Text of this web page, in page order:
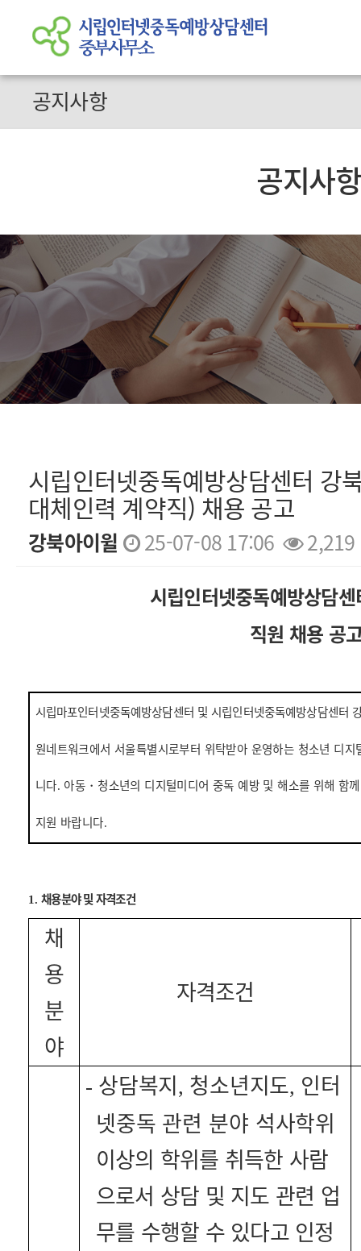
공지사항
공지사
시립인터넷중독예방상담센터 강
대체인력 계약직) 채용 공고
강북아이윌 25-07-08 17:06 2,219
시립인터넷중독예방상담
직원 채용 공
시립마포인터넷중독예방상담센터 및 시립인터넷중독예방상담센터
원네트워크에서 서울특별시로부터 위탁받아 운영하는 청소년 디
니다. 아동 ・ 청소년의 디지털미디어 중독 예방 및 해소를 위해 함
지원 바랍니다.
1. 채용분야 및 자격조건
채
용
분
야
자격조건
- 상담복지, 청소년지도, 인터
넷중독 관련 분야 석사학위
이상의 학위를 취득한 사람
으로서 상담 및 지도 관련 업
무를 수행할 수 있다고 인정